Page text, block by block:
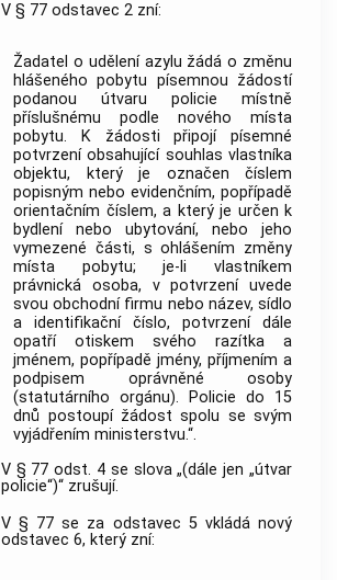
V § 77 odstavec 2 zní:
Žadatel o udělení azylu žádá o změnu
hlášeného pobytu písemnou žádostí
podanou útvaru policie místně
příslušnému podle nového místa
pobytu. K žádosti připojí písemné
potvrzení obsahující souhlas vlastníka
objektu, který je označen číslem
popisným nebo evidenčním, popřípadě
orientačním číslem, a který je určen k
bydlení nebo ubytování, nebo jeho
vymezené části, s ohlášením změny
místa pobytu; je-li vlastníkem
právnická osoba, v potvrzení uvede
svou obchodní firmu nebo název, sídlo
a identifikační číslo, potvrzení dále
opatří otiskem svého razítka a
jménem, popřípadě jmény, příjmením a
podpisem oprávněné osoby
(statutárního orgánu). Policie do 15
dnů postoupí žádost spolu se svým
vyjádřením ministerstvu.“.
V § 77 odst. 4 se slova „(dále jen „útvar
policie“)“ zrušují.
V § 77 se za odstavec 5 vkládá nový
odstavec 6, který zní: